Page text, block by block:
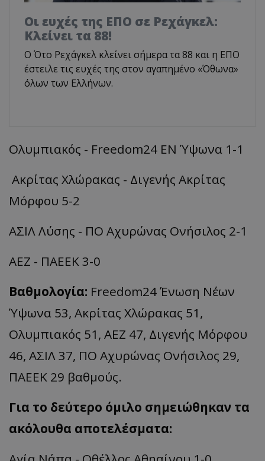
Οι ευχές της ΕΠΟ σε Ρεχάγκελ:
Κλείνει τα 88!
Ο Ότο Ρεχάγκελ κλείνει σήμερα τα 88 και η ΕΠΟ
έστειλε τις ευχές της στον αγαπημένο «Όθωνα»
όλων των Ελλήνων.
Ολυμπιακός - Freedom24 ΕΝ Ύψωνα 1-1
Ακρίτας Χλώρακας - Διγενής Ακρίτας
Μόρφου 5-2
ΑΣΙΛ Λύσης - ΠΟ Αχυρώνας Ονήσιλος 2-1
ΑΕΖ - ΠΑΕΕΚ 3-0
Βαθμολογία: Freedom24 Ένωση Νέων
Ύψωνα 53, Ακρίτας Χλώρακας 51,
Ολυμπιακός 51, ΑΕΖ 47, Διγενής Μόρφου
46, ΑΣΙΛ 37, ΠΟ Αχυρώνας Ονήσιλος 29,
ΠΑΕΕΚ 29 βαθμούς.
Για το δεύτερο όμιλο σημειώθηκαν τα
ακόλουθα αποτελέσματα: